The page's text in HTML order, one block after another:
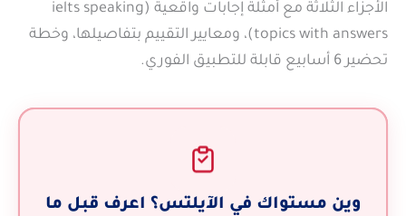
الأجزاء الثلاثة مع أمثلة إجابات واقعية (ielts speaking
topics with answers)، ومعايير التقييم بتفاصيلها، وخطة
تحضير 6 أسابيع قابلة للتطبيق الفوري.
وين مستواك في الآيلتس؟ اعرف قبل ما